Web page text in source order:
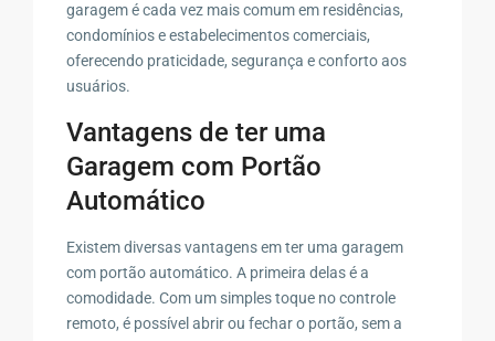
garagem é cada vez mais comum em residências,
condomínios e estabelecimentos comerciais,
oferecendo praticidade, segurança e conforto aos
usuários.
Vantagens de ter uma
Garagem com Portão
Automático
Existem diversas vantagens em ter uma garagem
com portão automático. A primeira delas é a
comodidade. Com um simples toque no controle
remoto, é possível abrir ou fechar o portão, sem a